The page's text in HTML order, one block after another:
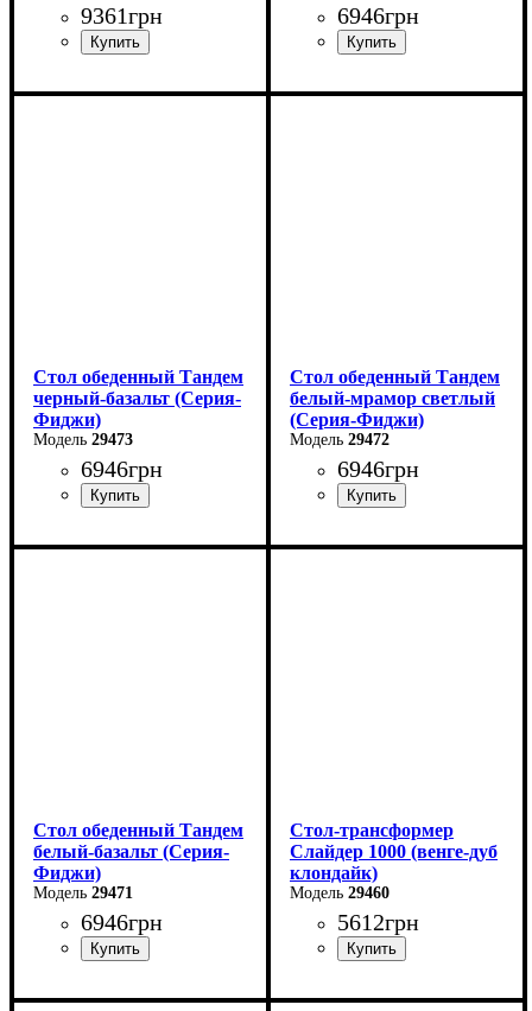
9361грн
Ширина: 140 см
6946грн
Ширина: 120 см
Стол обеденный Тандем
черный-базальт (Серия-
Фиджи)
29473
6946грн
Ширина: 120 см
Стол обеденный Тандем
белый-мрамор светлый
(Серия-Фиджи)
29472
6946грн
Ширина: 120 см
Стол обеденный Тандем
белый-базальт (Серия-
Фиджи)
29471
6946грн
Стол-трансформер
Слайдер 1000 (венге-дуб
клондайк)
29460
5612грн